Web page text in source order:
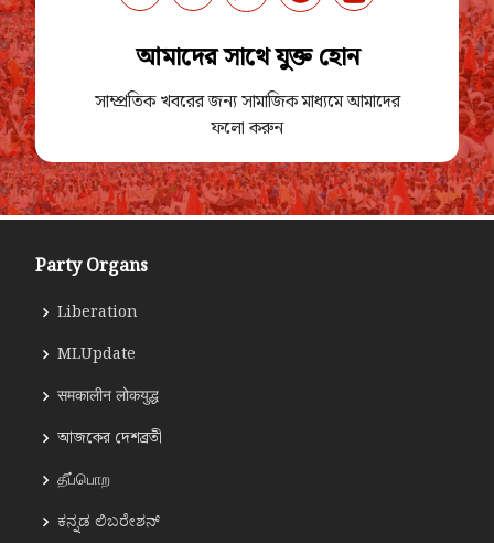
আমাদের সাথে যুক্ত হোন
সাম্প্রতিক খবরের জন্য সামাজিক মাধ্যমে আমাদের
ফলো করুন
Party Organs
Liberation
MLUpdate
समकालीन लोकयुद्ध
আজকের দেশব্রতী
தீப்பொற
ಕನ್ನಡ ಲಿಬರೇಶನ್